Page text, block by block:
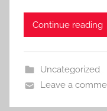
Continue reading
Uncategorized
Leave a